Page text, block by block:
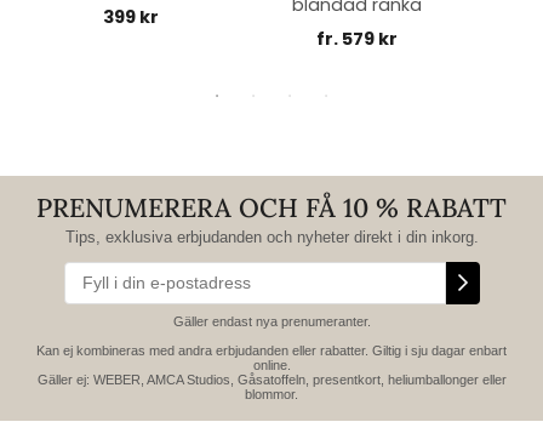
399 kr
blandad ranka
fr. 579 kr
PRENUMERERA OCH FÅ 10 % RABATT
Tips, exklusiva erbjudanden och nyheter direkt i din inkorg.
Gäller endast nya prenumeranter.
Kan ej kombineras med andra erbjudanden eller rabatter. Giltig i sju dagar enbart
online.
Gäller ej: WEBER, AMCA Studios, Gåsatoffeln, presentkort, heliumballonger eller
blommor.